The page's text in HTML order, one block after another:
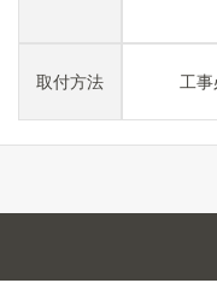
取付方法 工